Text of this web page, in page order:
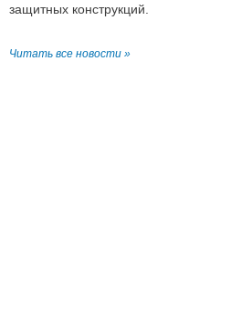
защитных конструкций.
Читать все новости »